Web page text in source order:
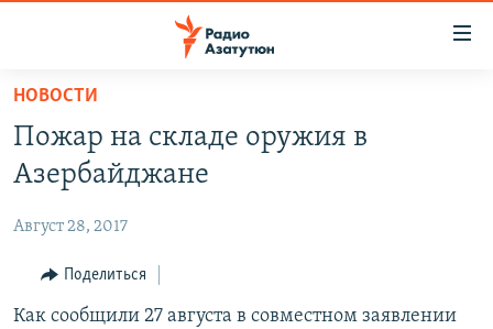
Перейти
основному
содержанию
Перейти
навигации
Перейти
НОВОСТИ
ПОЛИТИКА
ОБЩЕСТВО
ЭКОНОМИКА
РЕГИОН
НОВОСТИ
Пожар на складе оружия в
Азербайджане
Август 28, 2017
Поделиться
Как сообщили 27 августа в совместном заявлении